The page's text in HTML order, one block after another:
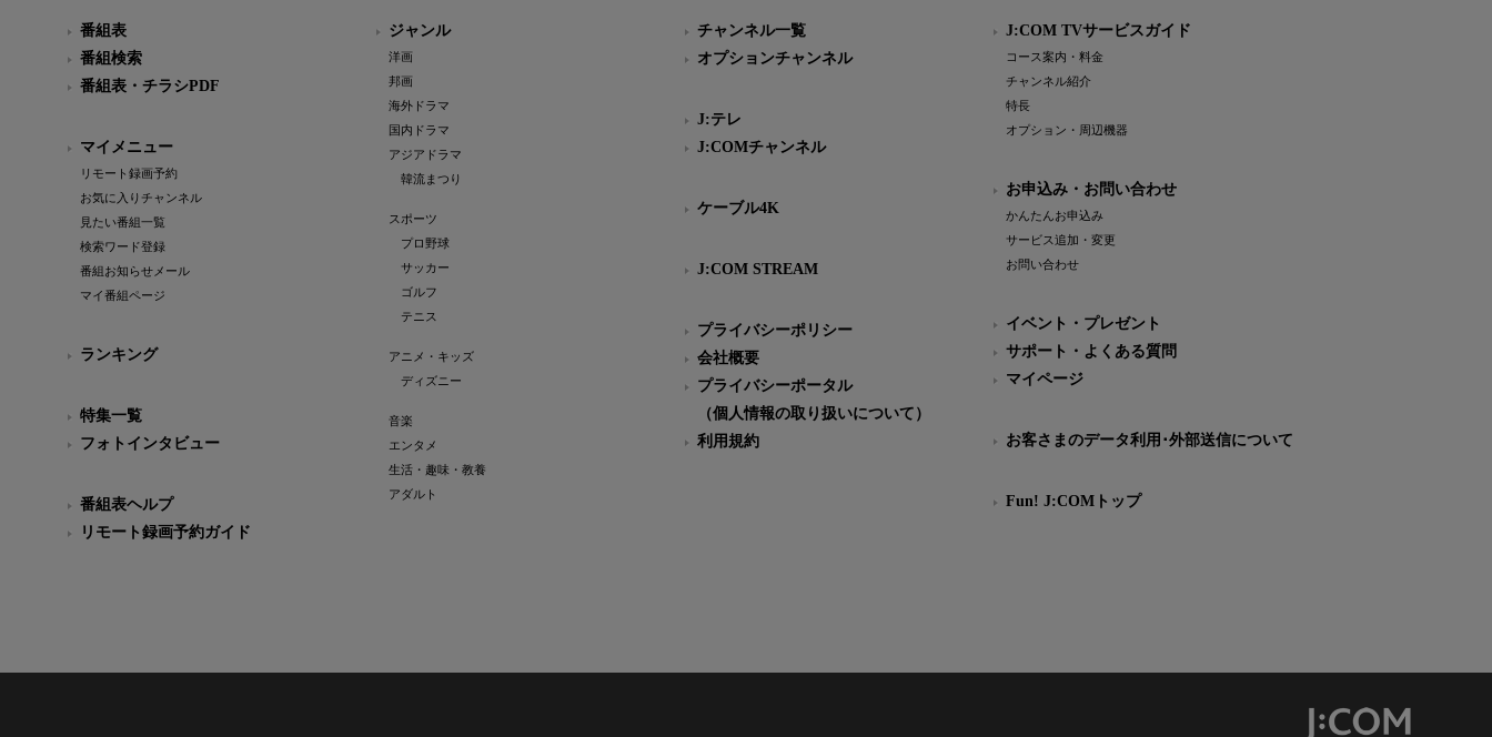
番組表
番組検索
番組表・チラシPDF
マイメニュー
リモート録画予約
お気に入りチャンネル
見たい番組一覧
検索ワード登録
番組お知らせメール
マイ番組ページ
ランキング
特集一覧
フォトインタビュー
番組表ヘルプ
リモート録画予約ガイド
ジャンル
洋画
邦画
海外ドラマ
国内ドラマ
アジアドラマ
韓流まつり
スポーツ
プロ野球
サッカー
ゴルフ
テニス
アニメ・キッズ
ディズニー
音楽
エンタメ
生活・趣味・教養
アダルト
チャンネル一覧
オプションチャンネル
J:テレ
J:COMチャンネル
ケーブル4K
J:COM STREAM
プライバシーポリシー
会社概要
プライバシーポータル
（個人情報の取り扱いについて）
利用規約
J:COM TVサービスガイド
コース案内・料金
チャンネル紹介
特長
オプション・周辺機器
お申込み・お問い合わせ
かんたんお申込み
サービス追加・変更
お問い合わせ
イベント・プレゼント
サポート・よくある質問
マイページ
お客さまのデータ利用･外部送信について
Fun! J:COMトップ